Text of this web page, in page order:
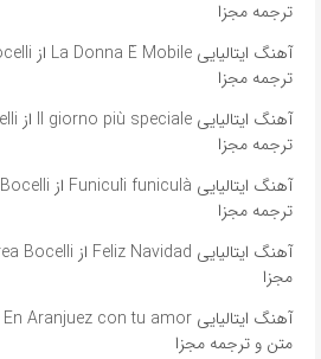
ترجمه مجزا
ترجمه مجزا
ترجمه مجزا
ترجمه مجزا
مجزا
متن و ترجمه مجزا